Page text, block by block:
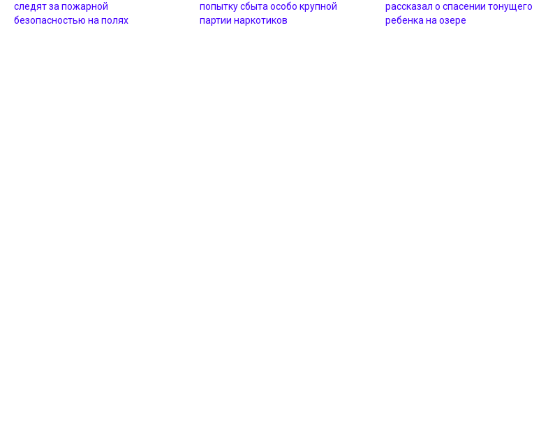
следят за пожарной
безопасностью на полях
попытку сбыта особо крупной
партии наркотиков
рассказал о спасении тонущего
ребенка на озере